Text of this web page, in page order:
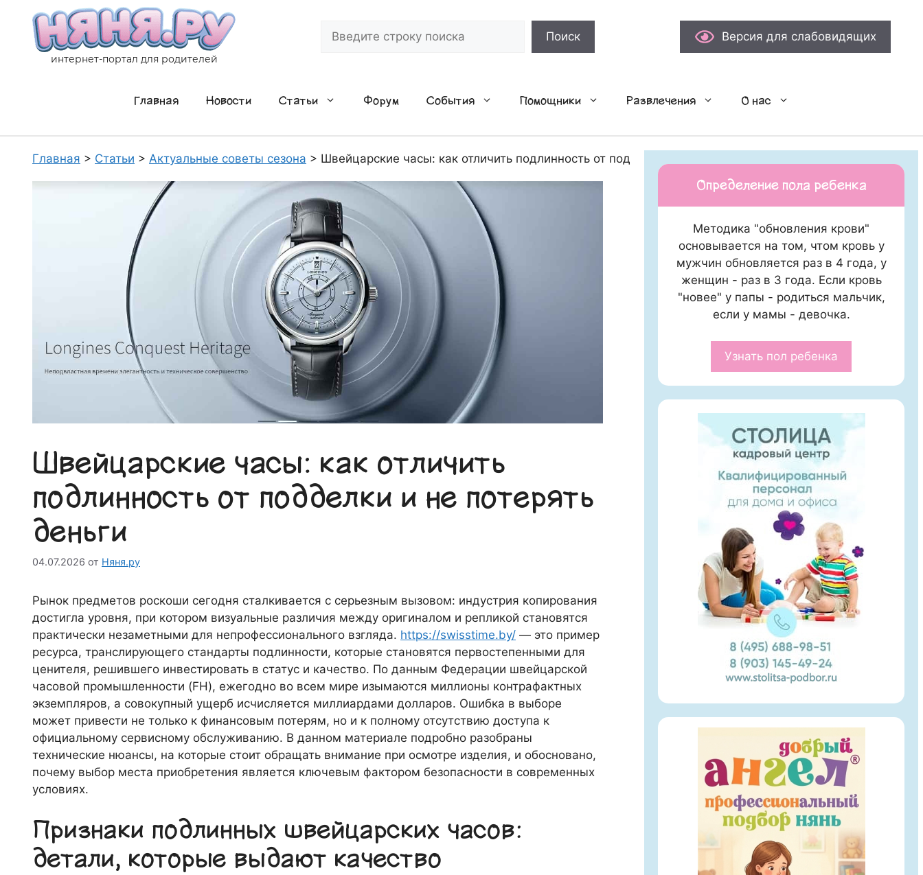
содержимому
интернет-портал для родителей
Поиск Версия для слабовидящих
Главная Новости Статьи Форум События Помощники Развлечения О нас
Главная > Статьи > Актуальные советы сезона > Швейцарские часы: как отличить подлинность от подделки и не потерять деньги
Швейцарские часы: как отличить
подлинность от подделки и не потерять
деньги
04.07.2026 от Няня.ру
Рынок предметов роскоши сегодня сталкивается с серьезным вызовом: индустрия копирования
достигла уровня, при котором визуальные различия между оригиналом и репликой становятся
практически незаметными для непрофессионального взгляда. https://swisstime.by/ — это пример
ресурса, транслирующего стандарты подлинности, которые становятся первостепенными для
ценителя, решившего инвестировать в статус и качество. По данным Федерации швейцарской
часовой промышленности (FH), ежегодно во всем мире изымаются миллионы контрафактных
экземпляров, а совокупный ущерб исчисляется миллиардами долларов. Ошибка в выборе
может привести не только к финансовым потерям, но и к полному отсутствию доступа к
официальному сервисному обслуживанию. В данном материале подробно разобраны
технические нюансы, на которые стоит обращать внимание при осмотре изделия, и обосновано,
почему выбор места приобретения является ключевым фактором безопасности в современных
условиях.
Признаки подлинных швейцарских часов:
детали, которые выдают качество
Определение пола ребенка
Методика "обновления крови"
основывается на том, чтом кровь у
мужчин обновляется раз в 4 года, у
женщин - раз в 3 года. Если кровь
"новее" у папы - родиться мальчик,
если у мамы - девочка.
Узнать пол ребенка